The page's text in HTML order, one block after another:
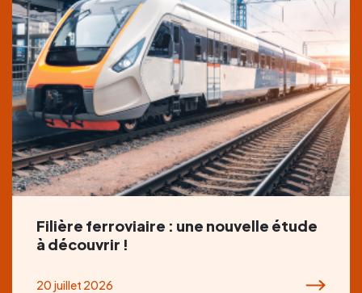
Filière ferroviaire : une nouvelle étude
à découvrir !
20 juillet 2026